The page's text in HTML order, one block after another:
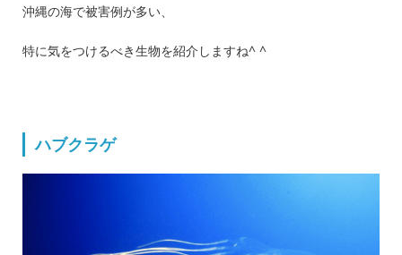
沖縄の海で被害例が多い、
特に気をつけるべき生物を紹介しますね^ ^
ハブクラゲ